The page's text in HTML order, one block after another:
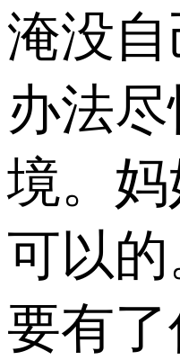
淹没
办法
境。
可以的
要有